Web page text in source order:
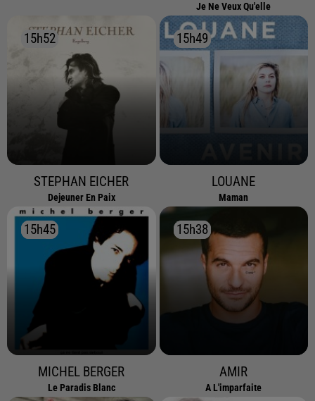
Je Ne Veux Qu'elle
15h52
15h52
STEPHAN EICHER
Dejeuner En Paix
15h49
15h49
LOUANE
Maman
15h45
15h45
MICHEL BERGER
Le Paradis Blanc
15h38
15h38
AMIR
A L'imparfaite